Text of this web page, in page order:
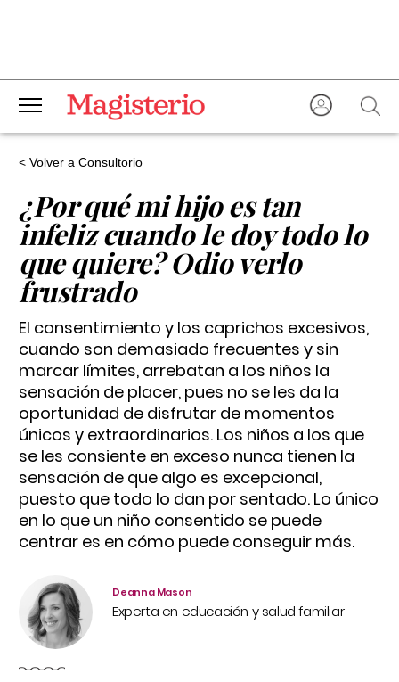
< Volver a Consultorio
¿Por qué mi hijo es tan
infeliz cuando le doy todo lo
que quiere? Odio verlo
frustrado
El consentimiento y los caprichos excesivos,
cuando son demasiado frecuentes y sin
marcar límites, arrebatan a los niños la
sensación de placer, pues no se les da la
oportunidad de disfrutar de momentos
únicos y extraordinarios. Los niños a los que
se les consiente en exceso nunca tienen la
sensación de que algo es excepcional,
puesto que todo lo dan por sentado. Lo único
en lo que un niño consentido se puede
centrar es en cómo puede conseguir más.
Deanna Mason
Experta en educación y salud familiar